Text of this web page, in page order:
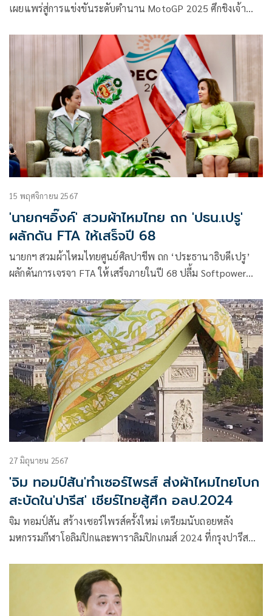
เผยแพร่สู่การแข่งขันระดับตำนาน MotoGP 2025 ศึกชิงเจ้า
แรก กับการนำสุดยอดผ้าไหมไทย ภายใต้โครงการตามแนวพระ
ดำริ “ผ้าไทยใส่ให้สนุก” ในสมเด็จพระเจ้าลูกเธอ เจ้าฟ้าสิริวัณ
ณวรี นารีรัตนราชกัญญา นำชุดผ้าไหมที่ไปเฉิดฉายในรันเวย์โลก
มาสู่สุดยอดอีเว้นต์กีฬาที่ยิ่งใหญ่ที่สุด บูรณาการองค์ความรู้จาก
ภูมิปัญญาท้องถิ่นกับเทคโนโลยีสมัยใหม่จนกลายเป็นผลิตภัณฑ์
ร่วมสมัยที่มีความเป็นสากล เพิ่มรายได้และสร้างโอกาสส่งออก
สินค้าไปยังตลาดนานาชาติ ให้เศรษฐกิจไทยเติบโตอย่างยั่งยืน
นำเสน่ห์ของวิถีชุมชนสู่โลกมอเตอร์สปอร์ต
15 พฤศจิกายน 2567
'นายกฯอิ๊งค์' สวมผ้าไหมไทย ถก 'ปธน.เปรู'
ผลักดัน FTA ให้เสร็จปี 68
นายกฯ สวมผ้าไหมไทยศูนย์ศิลปาชีพ ถก ‘ประธานาธิบดีเปรู’
ผลักดันการเจรจา FTA ให้เสร็จภายในปี 68 ปลี้ม Softpower
27 มิถุนายน 2567
'จิม ทอมป์สัน'ทำเซอร์ไพรส์ ส่งผ้าไหมไทยโบก
สะบัดใน'ปารีส' เชียร์ไทยสู้ศึก อลป.2024
จิม ทอมป์สัน สร้างเซอร์ไพรส์ครั้งใหม่ เตรียมนับถอยหลัง
มหกรรมกีฬาโอลิมปิกและพาราลิมปิกเกมส์ 2024 ที่กรุงปารีส
generated imagery) ‘ไทยแลนด์สู้ๆ’ ส่งผ้าไหมไทยไอเทมสุดไอ
คอนิกโบกสะบัดเหนือ 2 แลนมาร์กระดับโลกแห่ง
‘ปารีส’มหานครเปี่ยมมนต์เสน่ห์และเจ้าภาพ ‘Olympic and